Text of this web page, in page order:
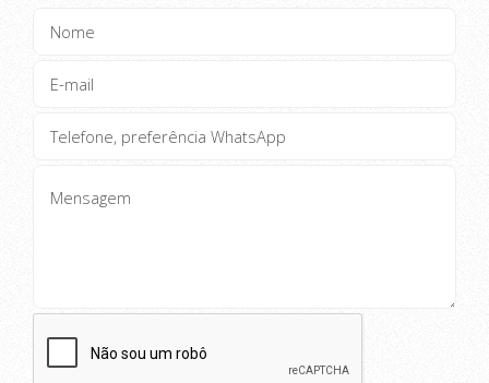
CHAME NO WHATSAAP E FAÇA SEU
ORÇAMENTO!